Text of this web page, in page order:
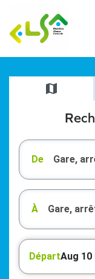
De
À
DépartAug 10